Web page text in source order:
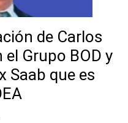
de Carlos
Grupo BOD y
Saab que es